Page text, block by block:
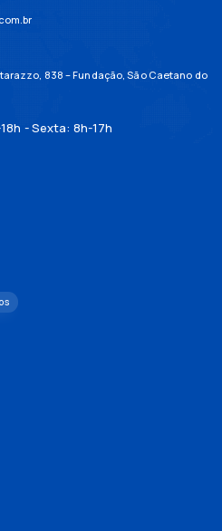
838 – Fundação, São Caetano do
- Sexta: 8h-17h